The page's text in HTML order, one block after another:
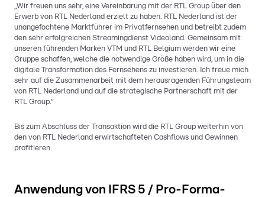
„Wir freuen uns sehr, eine Vereinbarung mit der RTL Group über den
Erwerb von RTL Nederland erzielt zu haben. RTL Nederland ist der
unangefochtene Marktführer im Privatfernsehen und betreibt zudem
den sehr erfolgreichen Streamingdienst Videoland. Gemeinsam mit
unseren führenden Marken VTM und RTL Belgium werden wir eine
Gruppe schaffen, welche die notwendige Größe haben wird, um in die
digitale Transformation des Fernsehens zu investieren. Ich freue mich
sehr auf die Zusammenarbeit mit dem herausragenden Führungsteam
von RTL Nederland und auf die strategische Partnerschaft mit der
RTL Group.“
Bis zum Abschluss der Transaktion wird die RTL Group weiterhin von
den von RTL Nederland erwirtschafteten Cashflows und Gewinnen
profitieren.
Anwendung von IFRS 5 / Pro-Forma-